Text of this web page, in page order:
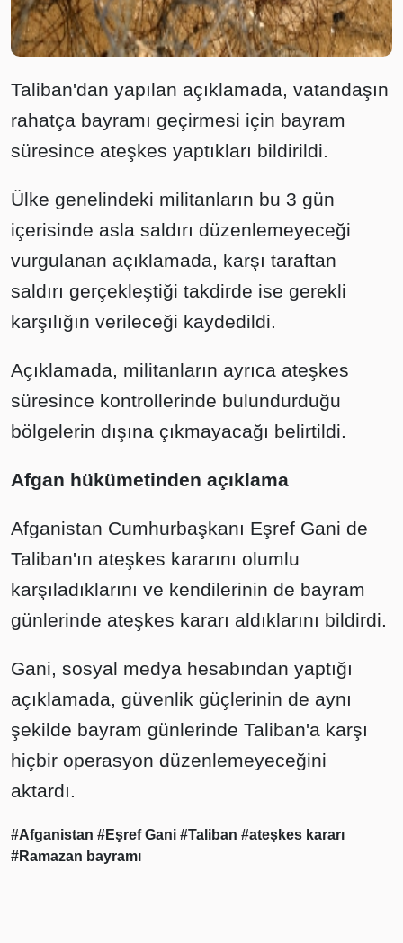
Taliban'dan yapılan açıklamada, vatandaşın
rahatça bayramı geçirmesi için bayram
süresince ateşkes yaptıkları bildirildi.
Ülke genelindeki militanların bu 3 gün
içerisinde asla saldırı düzenlemeyeceği
vurgulanan açıklamada, karşı taraftan
saldırı gerçekleştiği takdirde ise gerekli
karşılığın verileceği kaydedildi.
Açıklamada, militanların ayrıca ateşkes
süresince kontrollerinde bulundurduğu
bölgelerin dışına çıkmayacağı belirtildi.
Afgan hükümetinden açıklama
Afganistan Cumhurbaşkanı Eşref Gani de
Taliban'ın ateşkes kararını olumlu
karşıladıklarını ve kendilerinin de bayram
günlerinde ateşkes kararı aldıklarını bildirdi.
Gani, sosyal medya hesabından yaptığı
açıklamada, güvenlik güçlerinin de aynı
şekilde bayram günlerinde Taliban'a karşı
hiçbir operasyon düzenlemeyeceğini
aktardı.
#Afganistan #Eşref Gani #Taliban #ateşkes kararı
#Ramazan bayramı